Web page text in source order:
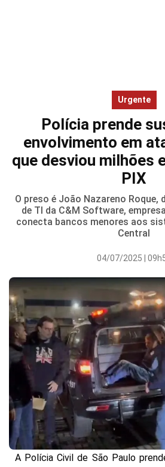
Urgente
Polícia prende
envolvimento em
que desviou milhões
PIX
O preso é João Nazareno Roque,
de TI da C&M Software,
conecta bancos menores aos
Central
04/07/2025 |
A Polícia Civil de São Paulo